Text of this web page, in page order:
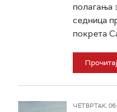
полагања
седница
покрета
Прочитај
ЧЕТВРТАК, 06.